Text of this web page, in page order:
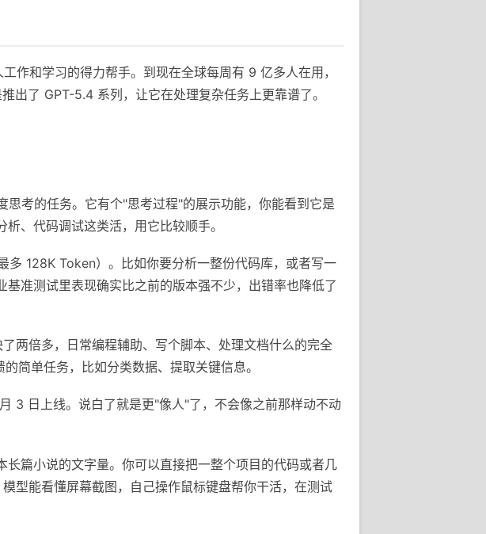
作和学习的得力帮手。到现在全球每周有 9 亿多人在用，
出了 GPT-5.4 系列，让它在处理复杂任务上更靠谱了。
考的任务。它有个"思考过程"的展示功能，你能看到它是
、代码调试这类活，用它比较顺手。
128K Token）。比如你要分析一整份代码库，或者写一
准测试里表现确实比之前的版本强不少，出错率也降低了
倍多，日常编程辅助、写个脚本、处理文档什么的完全
简单任务，比如分类数据、提取关键信息。
日上线。说白了就是更"像人"了，不会像之前那样动不动
篇小说的文字量。你可以直接把一整个项目的代码或者几
型能看懂屏幕截图，自己操作鼠标键盘帮你干活，在测试